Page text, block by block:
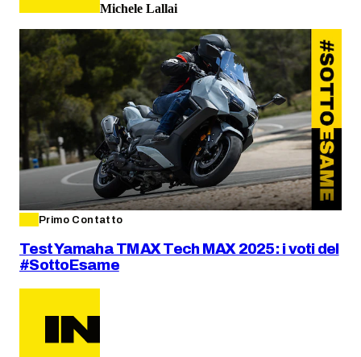
Michele Lallai
Primo Contatto
Test Yamaha TMAX Tech MAX 2025: i voti del
#SottoEsame